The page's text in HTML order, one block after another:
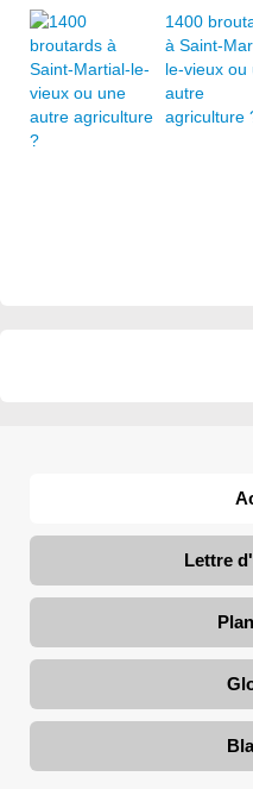
1400
à Saint-
le-vieux ou
autre
agriculture
Lettre